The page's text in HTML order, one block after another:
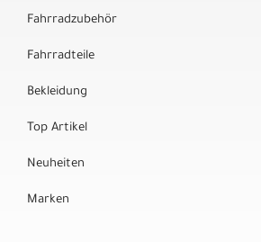
Fahrradzubehör
Fahrradteile
Bekleidung
Top Artikel
Neuheiten
Marken